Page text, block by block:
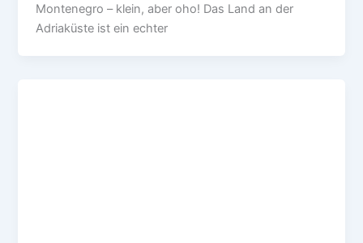
Montenegro – klein, aber oho! Das Land an der
Adriaküste ist ein echter